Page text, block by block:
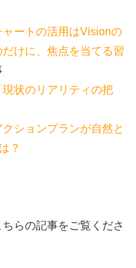
ャートの活用はVisionの
けに、焦点を当てる習
現状のリアリティの把
ションプランが自然と
？
らの記事をご覧くださ